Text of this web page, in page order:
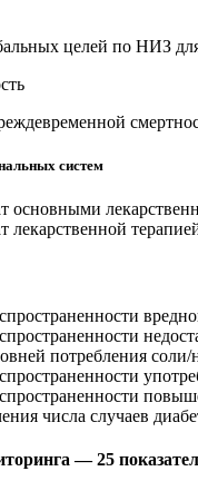
целей по НИЗ
систем
основными
лекарственной
потребления соли/
числа случаев
— 25